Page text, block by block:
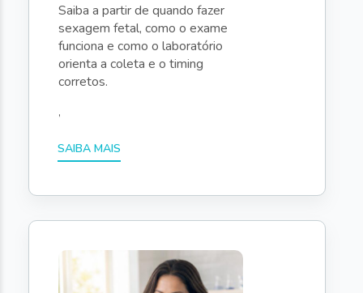
Saiba a partir de quando fazer
sexagem fetal, como o exame
funciona e como o laboratório
orienta a coleta e o timing
corretos.
,